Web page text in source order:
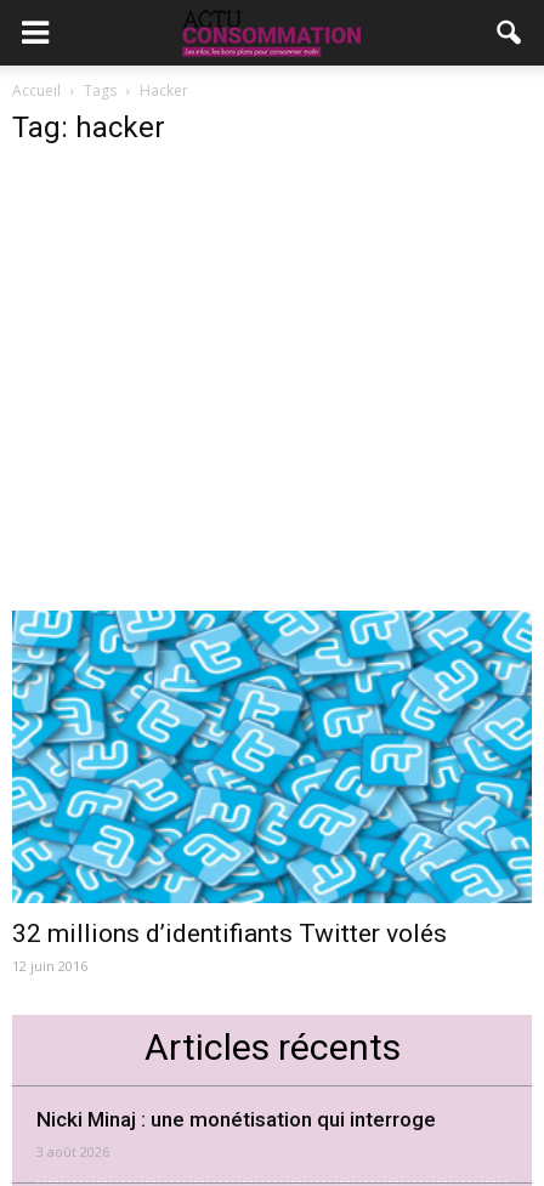
Accueil Tags Hacker
Tag: hacker
32 millions d’identifiants Twitter volés
12 juin 2016
Articles récents
Nicki Minaj : une monétisation qui interroge
3 août 2026